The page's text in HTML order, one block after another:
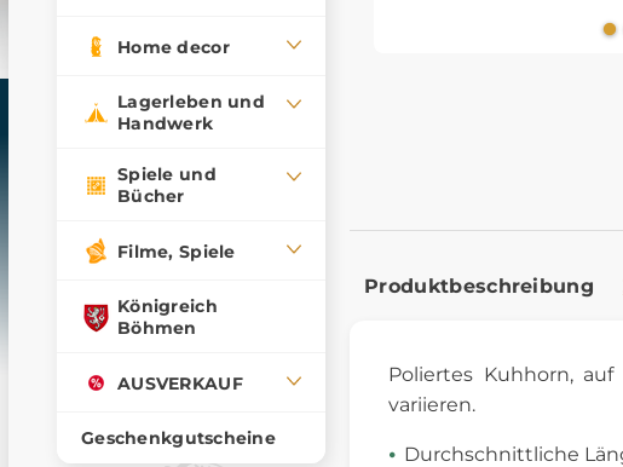
Home decor
Lagerleben und
Handwerk
Spiele und
Bücher
Filme, Spiele
Königreich
Böhmen
AUSVERKAUF
Geschenkgutscheine
Produktbeschreibung
Poliertes Kuhhorn,
variieren.
Durchschnittliche